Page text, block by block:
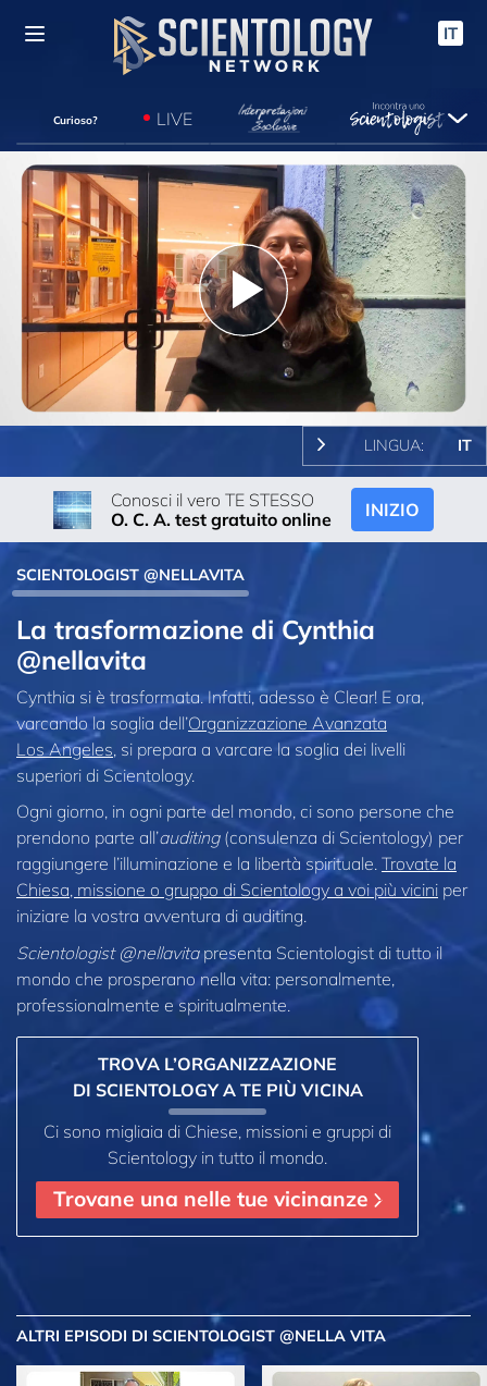
IT
Curioso? LIVE
Play
Video
LINGUA: IT
Conosci il vero TE STESSO
O. C. A. test gratuito online
INIZIO
SCIENTOLOGIST @NELLAVITA
La trasformazione di Cynthia
@nellavita
Cynthia si è trasformata. Infatti, adesso è Clear! E ora,
varcando la soglia dell’Organizzazione Avanzata
Los Angeles , si prepara a varcare la soglia dei livelli
superiori di Scientology.
Ogni giorno, in ogni parte del mondo, ci sono persone che
prendono parte all’auditing(consulenza di Scientology) per
raggiungere l’illuminazione e la libertà spirituale. Trovate la
Chiesa, missione o gruppo di Scientology a voi più vicini per
iniziare la vostra avventura di auditing.
Scientologist @nellavitapresenta Scientologist di tutto il
mondo che prosperano nella vita: personalmente,
professionalmente e spiritualmente.
TROVA L’ORGANIZZAZIONE
DI SCIENTOLOGY A TE PIÙ VICINA
Ci sono migliaia di Chiese, missioni e gruppi di
Scientology in tutto il mondo.
Trovane una nelle tue vicinanze
ALTRI EPISODI DI SCIENTOLOGIST @NELLA VITA